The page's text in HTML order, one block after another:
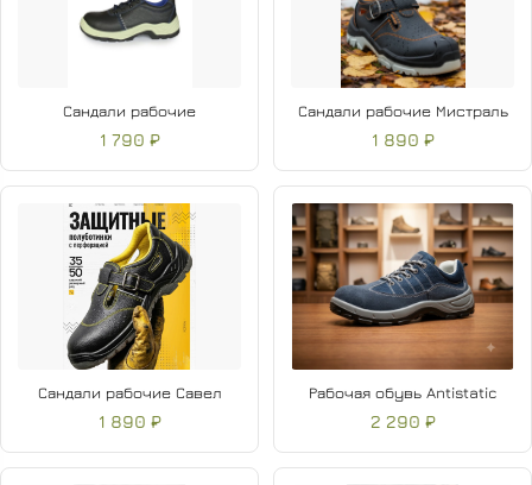
Сандали рабочие
1 790 ₽
Сандали рабочие Мистраль
1 890 ₽
Сандали рабочие Савел
1 890 ₽
Рабочая обувь Antistatic
2 290 ₽